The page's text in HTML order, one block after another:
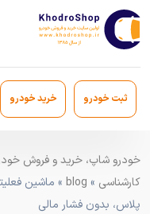
ثبت خودرو خرید خودرو
کارشناسی »
blog » ماشین
پلاس، بدون فشار مالی